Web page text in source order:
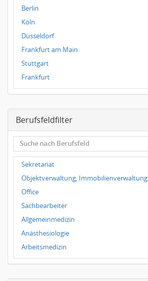
Berlin
Köln
Düsseldorf
Frankfurt am Main
Stuttgart
Frankfurt
Dresden
Leipzig
Dortmund
Wuppertal
Hallbergmoos
Würzburg
Grünwald
Ulm
Bielefeld
Hannover
Duisburg
Berufsfeldfilter
Sekretariat
Objektverwaltung, Immobilienverwaltung
Office
Sachbearbeiter
Allgemeinmedizin
Anästhesiologie
Arbeitsmedizin
Augenheilkunde